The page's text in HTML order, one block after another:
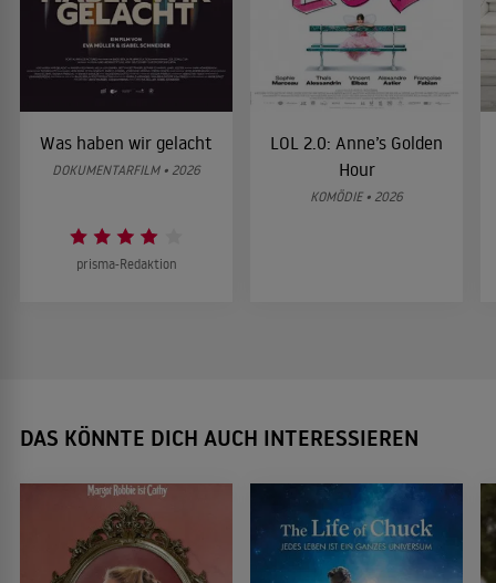
Was haben wir gelacht
DOKUMENTARFILM • 2026
prisma-Redaktion
LOL 2.0: Anne’s Golden
Hour
KOMÖDIE • 2026
DAS KÖNNTE DICH AUCH INTERESSIEREN